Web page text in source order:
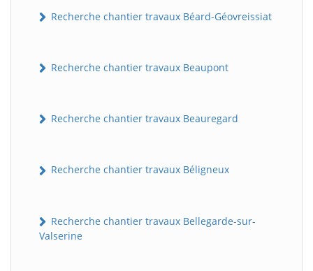
Recherche chantier travaux Béard-Géovreissiat
Recherche chantier travaux Beaupont
Recherche chantier travaux Beauregard
Recherche chantier travaux Béligneux
Recherche chantier travaux Bellegarde-sur-
Valserine